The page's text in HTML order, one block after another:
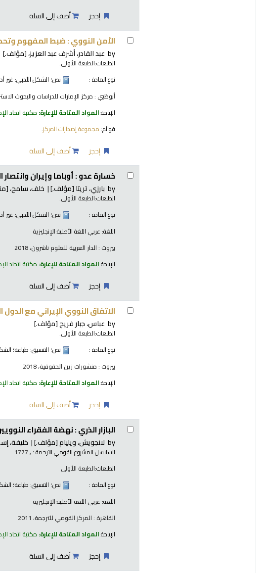
إحجز أضف إلى السلة
الأمن النووي : ضبط المفهوم
by عبد القادر، أشرف عبد العزيز،[مؤلف.]
الطبعات:الطبعة الأولى.
نوع المادة :
نص؛ الشكل الأدبي: غير
أبوظبي : مركز الإمارات للدراسات والبحوث
الإتاحة:المواد المتاحة للإعارة: مكتبة اتحاد
قوائم: مجموعة إصدارات المركز.
إحجز أضف إلى السلة
خسارة عدو : أوباما وإيران
by بارزي، تريتا[مؤلف.] خلف، سامح،
الطبعات:الطبعة الأولى.
نوع المادة :
نص؛ الشكل الأدبي: غير
اللغة: عربي اللغة الأصلية:الإنجليزية
بيروت : الدار العربية للعلوم ناشرون، 2018
الإتاحة:المواد المتاحة للإعارة: مكتبة اتحاد
إحجز أضف إلى السلة
الاتفاق النووي الإيراني مع الدول
by عباس، جبار فريج[مؤلف.]
الطبعات:الطبعة الأولى.
نوع المادة :
نص؛ التنسيق: طباعة؛
بيروت : منشورات زين الحقوقية، 2018
الإتاحة:المواد المتاحة للإعارة: مكتبة اتحاد
إحجز أضف إلى السلة
البازار الذري : نهضة الفقراء
by لانجويش، ويليام[مؤلف.] خليفة،
السلاسل:المشروع القومي للترجمة ؛ ; 1777
الطبعات:الطبعة الأولى
نوع المادة :
نص؛ التنسيق: طباعة؛
اللغة: عربي اللغة الأصلية:الإنجليزية
القاهرة : المركز القومي للترجمة، 2011
الإتاحة:المواد المتاحة للإعارة: مكتبة اتحاد
إحجز أضف إلى السلة